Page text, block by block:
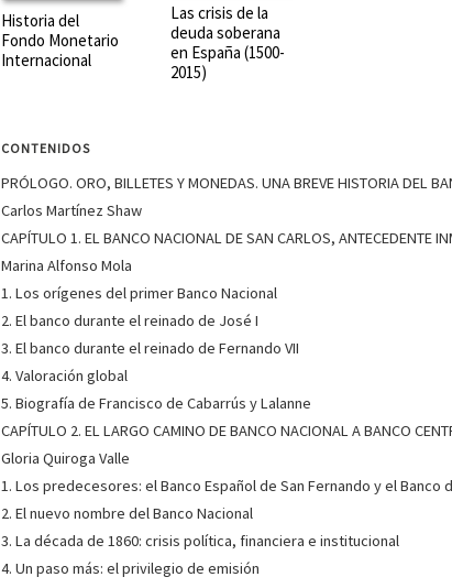
SOBRE MANUEL PEÑA (ESCRITOR)
Catedrático de Historia Moderna en la Universidad de
Carceller Segura, y ha coordinado junto a Encarna
SOBRE JOSÉ PERAL LÓPEZ (ESCRITOR)
José Peral López, arquitecto, es profesor contratado
Arquitectónicas de la Universidad de Sevilla. Su actividad
sobre el patrimonio histórico y las tr...
SOBRE GLORIA QUIROGA VALLE (ESCRITORA)
entre desarrollo económico y educación y en los
artículos en revistas científicas nacionale...
Historia del
Fondo Monetario
Internacional
Las crisis de la
deuda soberana
en España (1500-
2015)
CONTENIDOS
PRÓLOGO. ORO, BILLETES Y MONEDAS. UNA BREVE HISTORIA DEL
Carlos Martínez Shaw
CAPÍTULO 1. EL BANCO NACIONAL DE SAN CARLOS, ANTECEDENTE
Marina Alfonso Mola
1. Los orígenes del primer Banco Nacional
2. El banco durante el reinado de José I
3. El banco durante el reinado de Fernando VII
4. Valoración global
5. Biografía de Francisco de Cabarrús y Lalanne
CAPÍTULO 2. EL LARGO CAMINO DE BANCO NACIONAL A BANCO
Gloria Quiroga Valle
1. Los predecesores: el Banco Español de San Fernando y el Banco
2. El nuevo nombre del Banco Nacional
3. La década de 1860: crisis política, financiera e institucional
4. Un paso más: el privilegio de emisión